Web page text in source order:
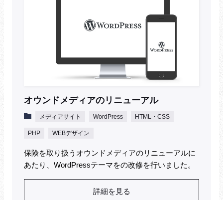
オウンドメディアのリニューアル
メディアサイト WordPress HTML・CSS
PHP WEBデザイン
保険を取り扱うオウンドメディアのリニューアルに
あたり、WordPressテーマをの改修を行いました。
詳細を見る